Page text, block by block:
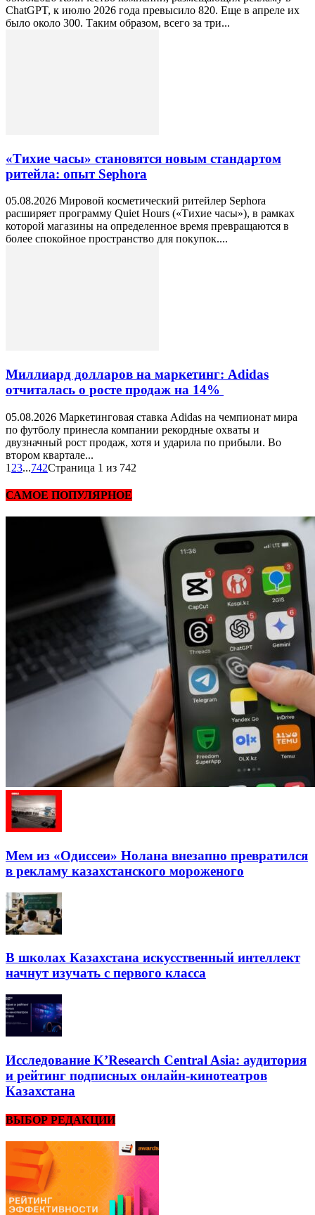
ChatGPT, к июлю 2026 года превысило 820. Еще в апреле их
было около 300. Таким образом, всего за три...
«Тихие часы» становятся новым стандартом
ритейла: опыт Sephora
05.08.2026 Мировой косметический ритейлер Sephora
расширяет программу Quiet Hours («Тихие часы»), в рамках
которой магазины на определенное время превращаются в
более спокойное пространство для покупок....
Миллиард долларов на маркетинг: Adidas
отчиталась о росте продаж на 14%
05.08.2026 Маркетинговая ставка Adidas на чемпионат мира
по футболу принесла компании рекордные охваты и
двузначный рост продаж, хотя и ударила по прибыли. Во
втором квартале...
1 23...742Страница 1 из 742
САМОЕ ПОПУЛЯРНОЕ
Мем из «Одиссеи» Нолана внезапно превратился
в рекламу казахстанского мороженого
В школах Казахстана искусственный интеллект
начнут изучать с первого класса
Исследование K’Research Central Asia: аудитория
и рейтинг подписных онлайн-кинотеатров
Казахстана
ВЫБОР РЕДАКЦИИ